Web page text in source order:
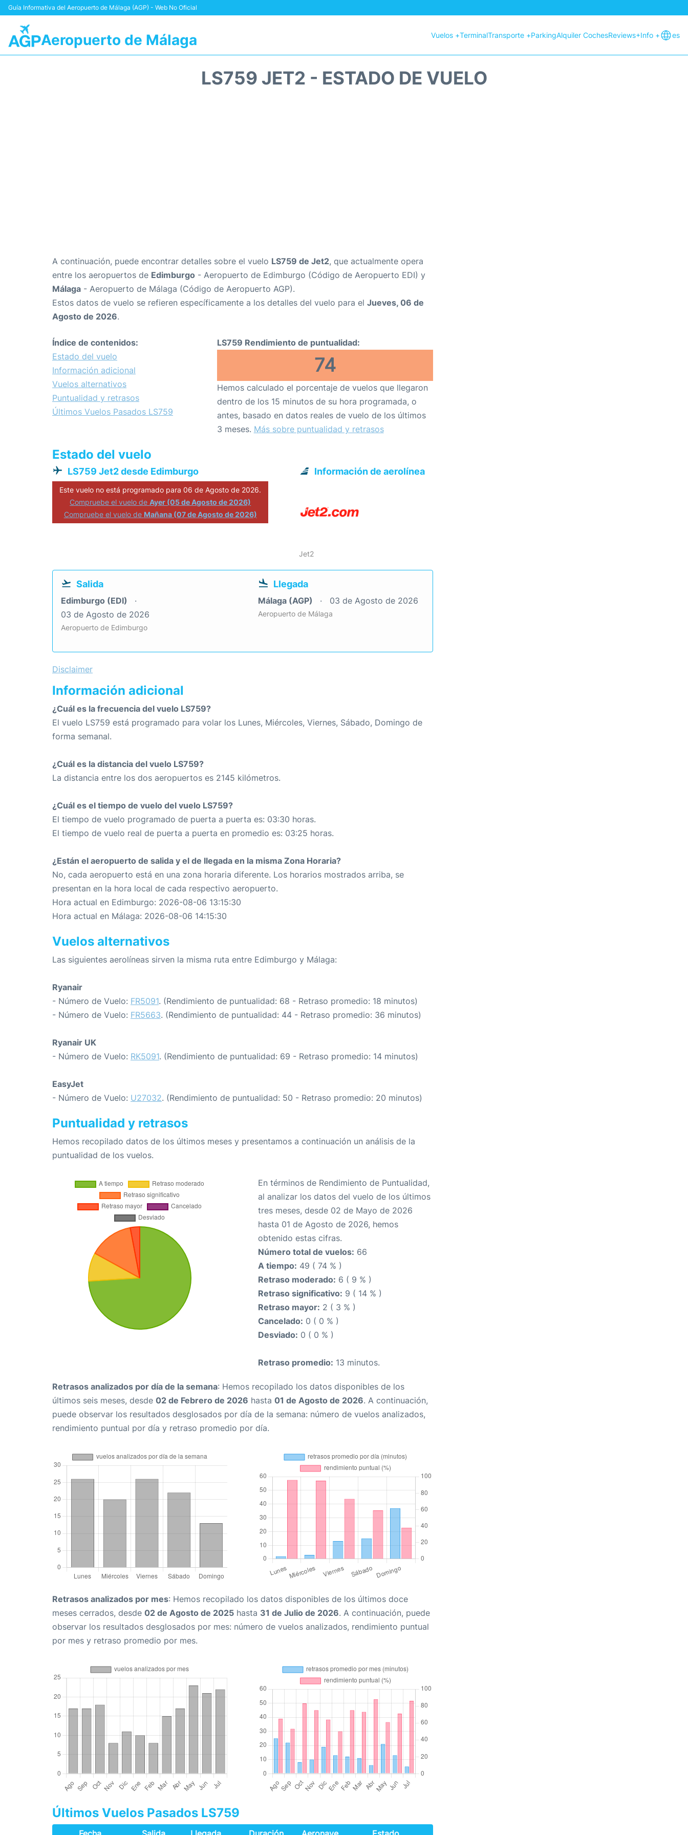
Guía Informativa del Aeropuerto de Málaga (AGP) - Web No Oficial
Aeropuerto de Málaga Vuelos +TerminalTransporte +ParkingAlquiler CochesReviews+Info + es
LS759 JET2 - ESTADO DE VUELO
A continuación, puede encontrar detalles sobre el vuelo LS759 de Jet2, que actualmente opera
entre los aeropuertos de Edimburgo - Aeropuerto de Edimburgo (Código de Aeropuerto EDI) y
Málaga - Aeropuerto de Málaga (Código de Aeropuerto AGP).
Estos datos de vuelo se refieren específicamente a los detalles del vuelo para el Jueves, 06 de
Agosto de 2026.
Índice de contenidos:
Estado del vuelo
Información adicional
Vuelos alternativos
Puntualidad y retrasos
Últimos Vuelos Pasados LS759
LS759 Rendimiento de puntualidad:
74
Hemos calculado el porcentaje de vuelos que llegaron
dentro de los 15 minutos de su hora programada, o
antes, basado en datos reales de vuelo de los últimos
3 meses. Más sobre puntualidad y retrasos
Estado del vuelo
LS759 Jet2 desde Edimburgo
Este vuelo no está programado para 06 de Agosto de 2026.
Compruebe el vuelo deAyer (05 de Agosto de 2026)
Compruebe el vuelo de Mañana (07 de Agosto de 2026)
Información de aerolínea
Jet2
Salida
Edimburgo (EDI)
03 de Agosto de 2026
Aeropuerto de Edimburgo
Llegada
Málaga (AGP) 03 de Agosto de 2026
Aeropuerto de Málaga
Disclaimer
Información adicional
¿Cuál es la frecuencia del vuelo LS759?
El vuelo LS759 está programado para volar los Lunes, Miércoles, Viernes, Sábado, Domingo de
forma semanal.
¿Cuál es la distancia del vuelo LS759?
La distancia entre los dos aeropuertos es 2145 kilómetros.
¿Cuál es el tiempo de vuelo del vuelo LS759?
El tiempo de vuelo programado de puerta a puerta es: 03:30 horas.
El tiempo de vuelo real de puerta a puerta en promedio es: 03:25 horas.
¿Están el aeropuerto de salida y el de llegada en la misma Zona Horaria?
No, cada aeropuerto está en una zona horaria diferente. Los horarios mostrados arriba, se
presentan en la hora local de cada respectivo aeropuerto.
Hora actual en Edimburgo: 2026-08-06 13:15:30
Hora actual en Málaga: 2026-08-06 14:15:30
Vuelos alternativos
Las siguientes aerolíneas sirven la misma ruta entre Edimburgo y Málaga:
Ryanair
- Número de Vuelo: FR5091. (Rendimiento de puntualidad: 68 - Retraso promedio: 18 minutos)
- Número de Vuelo: FR5663. (Rendimiento de puntualidad: 44 - Retraso promedio: 36 minutos)
Ryanair UK
- Número de Vuelo: RK5091. (Rendimiento de puntualidad: 69 - Retraso promedio: 14 minutos)
EasyJet
- Número de Vuelo: U27032. (Rendimiento de puntualidad: 50 - Retraso promedio: 20 minutos)
Puntualidad y retrasos
Hemos recopilado datos de los últimos meses y presentamos a continuación un análisis de la
puntualidad de los vuelos.
En términos de Rendimiento de Puntualidad,
al analizar los datos del vuelo de los últimos
tres meses, desde 02 de Mayo de 2026
hasta 01 de Agosto de 2026, hemos
obtenido estas cifras.
Número total de vuelos: 66
A tiempo: 49 ( 74 % )
Retraso moderado: 6 ( 9 % )
Retraso significativo: 9 ( 14 % )
Retraso mayor: 2 ( 3 % )
Cancelado: 0 ( 0 % )
Desviado: 0 ( 0 % )
Retraso promedio: 13 minutos.
Retrasos analizados por día de la semana: Hemos recopilado los datos disponibles de los
últimos seis meses, desde 02 de Febrero de 2026 hasta 01 de Agosto de 2026. A continuación,
puede observar los resultados desglosados por día de la semana: número de vuelos analizados,
rendimiento puntual por día y retraso promedio por día.
Retrasos analizados por mes: Hemos recopilado los datos disponibles de los últimos doce
meses cerrados, desde 02 de Agosto de 2025 hasta 31 de Julio de 2026. A continuación, puede
observar los resultados desglosados por mes: número de vuelos analizados, rendimiento puntual
por mes y retraso promedio por mes.
Últimos Vuelos Pasados LS759